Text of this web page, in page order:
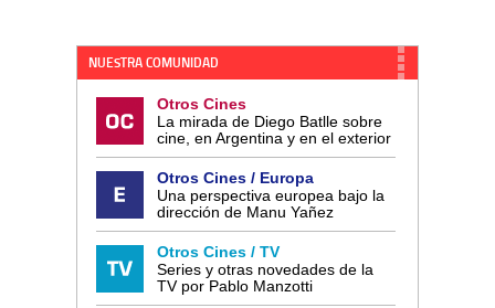
NUESTRA COMUNIDAD
Otros Cines
La mirada de Diego Batlle sobre
cine, en Argentina y en el exterior
Otros Cines / Europa
Una perspectiva europea bajo la
dirección de Manu Yañez
Otros Cines / TV
Series y otras novedades de la
TV por Pablo Manzotti